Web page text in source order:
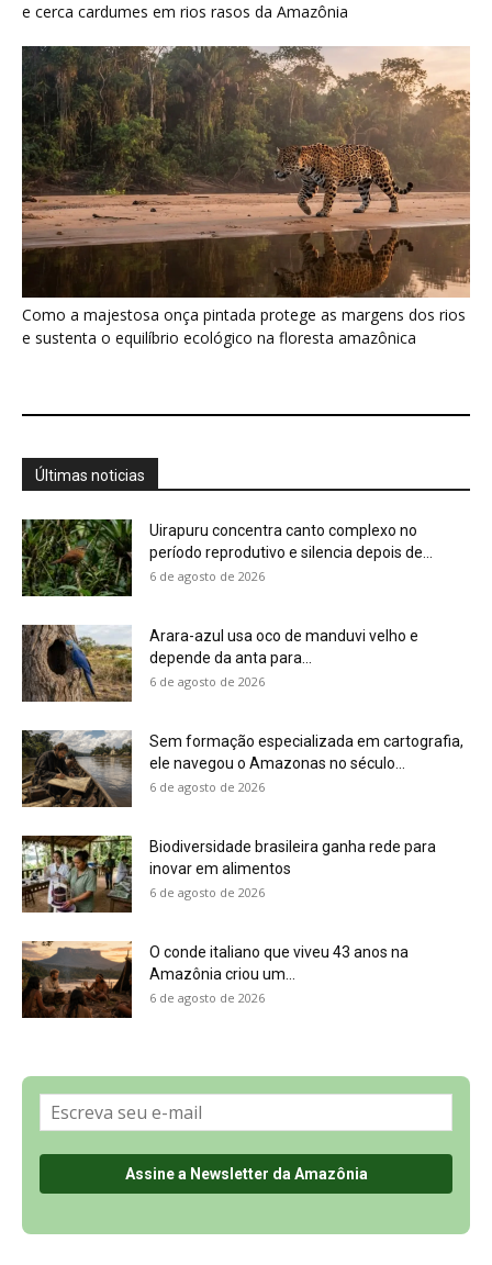
e cerca cardumes em rios rasos da Amazônia
Como a majestosa onça pintada protege as margens dos rios
e sustenta o equilíbrio ecológico na floresta amazônica
Últimas noticias
Uirapuru concentra canto complexo no
período reprodutivo e silencia depois de...
6 de agosto de 2026
Arara-azul usa oco de manduvi velho e
depende da anta para...
6 de agosto de 2026
Sem formação especializada em cartografia,
ele navegou o Amazonas no século...
6 de agosto de 2026
Biodiversidade brasileira ganha rede para
inovar em alimentos
6 de agosto de 2026
O conde italiano que viveu 43 anos na
Amazônia criou um...
6 de agosto de 2026